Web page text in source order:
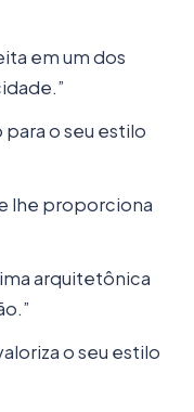
em um dos
para o seu estilo
lhe proporciona
arquitetônica
o seu estilo